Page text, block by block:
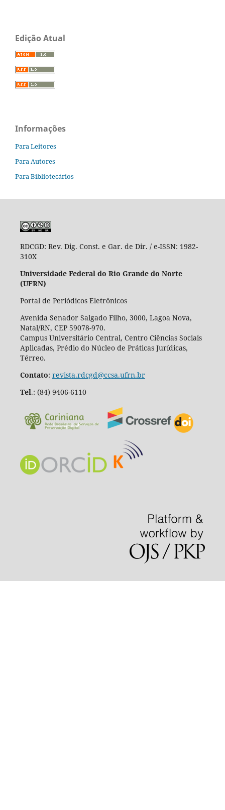
Edição Atual
Informações
Para Leitores
Para Autores
Para Bibliotecários
RDCGD: Rev. Dig. Const. e Gar. de Dir. / e-ISSN: 1982-
310X
Universidade Federal do Rio Grande do Norte
(UFRN)
Portal de Periódicos Eletrônicos
Avenida Senador Salgado Filho, 3000, Lagoa Nova,
Natal/RN, CEP 59078-970.
Campus Universitário Central, Centro Ciências Sociais
Aplicadas, Prédio do Núcleo de Práticas Jurídicas,
Térreo.
Contato: revista.rdcgd@ccsa.ufrn.br
Tel.: (84) 9406-6110